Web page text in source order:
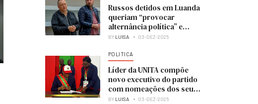
Russos detidos em Luanda
queriam “provocar
alternância política” e
colocar UNITA no poder
BY LUISA 03-DEZ-2025
POLITICA
Líder da UNITA compõe
novo executivo do partido
com nomeações dos seus
membros
BY LUISA 03-DEZ-2025